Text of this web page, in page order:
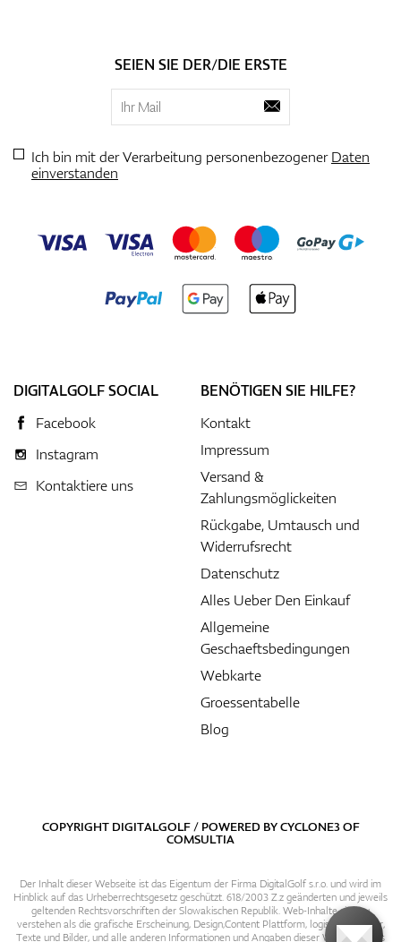
SEIEN SIE DER/DIE ERSTE
Ich bin mit der Verarbeitung personenbezogenerDaten
einverstanden
DIGITALGOLF SOCIAL
Facebook
Instagram
Kontaktiere uns
BENÖTIGEN SIE HILFE?
Kontakt
Impressum
Versand &
Zahlungsmöglickeiten
Rückgabe, Umtausch und
Widerrufsrecht
Datenschutz
Alles Ueber Den Einkauf
Allgemeine
Geschaeftsbedingungen
Webkarte
Groessentabelle
Blog
COPYRIGHT DIGITALGOLF / POWERED BYCYCLONE3OF
COMSULTIA
Der Inhalt dieser Webseite ist das Eigentum der Firma DigitalGolf s.r.o. und wird im
Hinblick auf das Urheberrechtsgesetz geschützt. 618/2003 Z.z geänderten und jeweils
geltenden Rechtsvorschriften der Slowakischen Republik. Web-Inhalte sind zu
verstehen als die grafische Erscheinung, Design,Content Plattform, logische Struktur,
Texte und Bilder, und alle anderen Informationen und Angaben dieser Webseite. Das